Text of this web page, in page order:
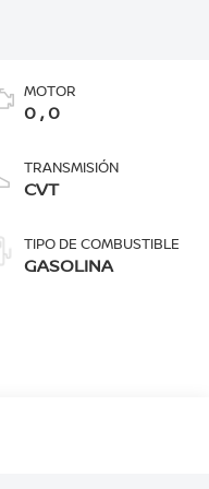
MOTOR
0 , 0
TRANSMISIÓN
CVT
TIPO DE COMBUSTIBLE
GASOLINA